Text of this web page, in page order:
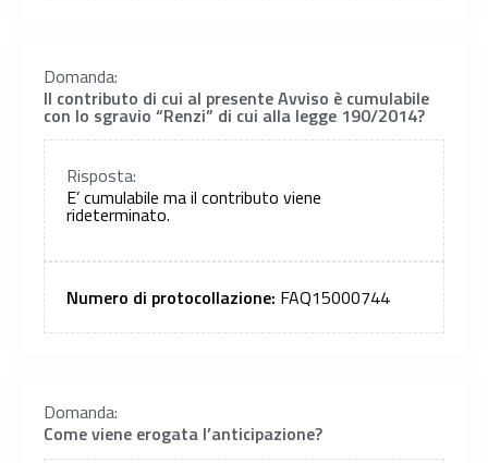
Domanda:
Il contributo di cui al presente Avviso è cumulabile
con lo sgravio “Renzi” di cui alla legge 190/2014?
Risposta:
E’ cumulabile ma il contributo viene
rideterminato.
Numero di protocollazione: FAQ15000744
Domanda:
Come viene erogata l’anticipazione?